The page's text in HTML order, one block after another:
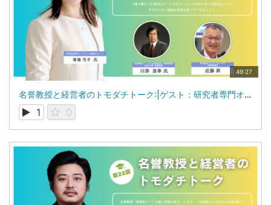
49:27
名誉教授と経営者のトモダチトーク:|ゲスト：研究者専門オンライン事務サポート 青島 弓子 氏
1 0